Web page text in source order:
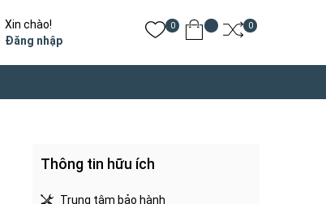
Xin chào!
Đăng nhập
0 0
Thông tin hữu ích
Trung tâm bảo hành